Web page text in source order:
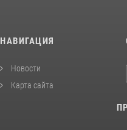
НАВИГАЦИЯ
Новости
Карта сайта